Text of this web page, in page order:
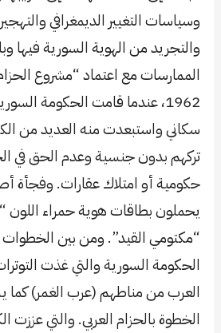
وسياسات التغيير الديمغرافي
والتجريد من الهوية السورية فيها
الممارسات مع اعتماد “مشروع
1962، عندما قامت الحكومة
سكاني واستبعدت منه العديد من
تركهم بدون جنسية وعدم الحق في
حكومية أو امتلاك عقارات. وفجأة
يحملون بطاقات هوية حمراء اللون
“مكتومي القيد”. ومن بين الخطوات
الحكومة السورية والتي غذت
العرب من مناطهم (عرب الغمر)
الخطوة بالحزام العربي. والتي عززت